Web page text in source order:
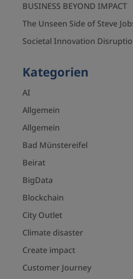
BUSINESS BEYOND IMPACT
The Unseen Side of Steve
Societal Innovation
Kategorien
AI
Allgemein
Allgemein
Bad Münstereifel
Beirat
BigData
Blockchain
City Outlet
Climate disaster
Create impact
Customer Journey